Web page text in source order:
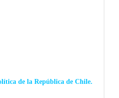
de la República de Chile.